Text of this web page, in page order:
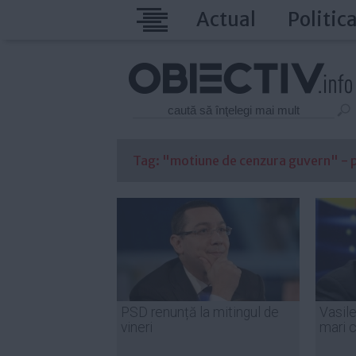
Actual
Tag: "motiune de cenzura guvern" -
PSD renunță la mitingul de
vineri
mari